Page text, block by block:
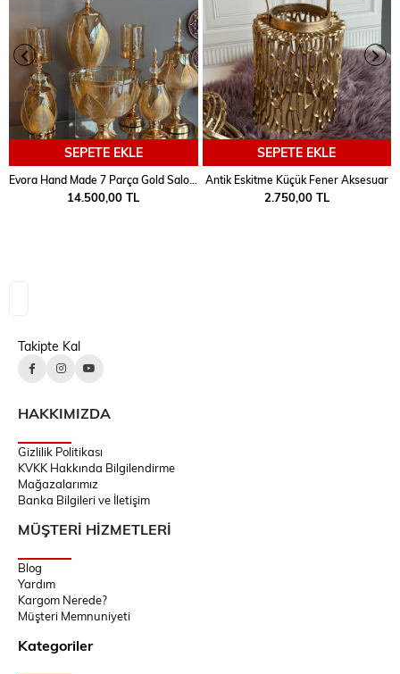
SEPETE EKLE
14.500,00 TL
SEPETE EKLE
Antik Eskitme Küçük Fener Aksesuar
2.750,00 TL
Takipte Kal
HAKKIMIZDA
Gizlilik Politikası
KVKK Hakkında Bilgilendirme
Mağazalarımız
Banka Bilgileri ve İletişim
MÜŞTERİ HİZMETLERİ
Blog
Yardım
Kargom Nerede?
Müşteri Memnuniyeti
Kategoriler